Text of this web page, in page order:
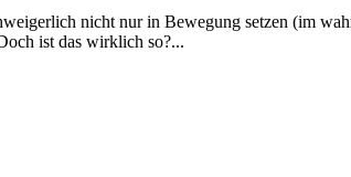
nicht nur in Bewegung setzen (im
ist das wirklich so?...